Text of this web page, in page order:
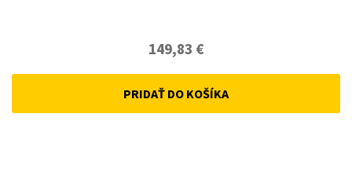
149,83 €
PRIDAŤ DO KOŠÍKA